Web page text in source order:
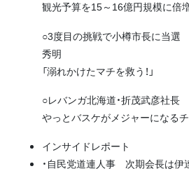
観光予算を15～16億円規模に倍
○3度目の挑戦で小樽市長に当選
秀明
「溺れかけたマチを救う！」
○レバンガ北海道・折茂武彦社長
やっとバスケがメジャーになる
インサイドレポート
・自民党道連人事 次期会長は伊